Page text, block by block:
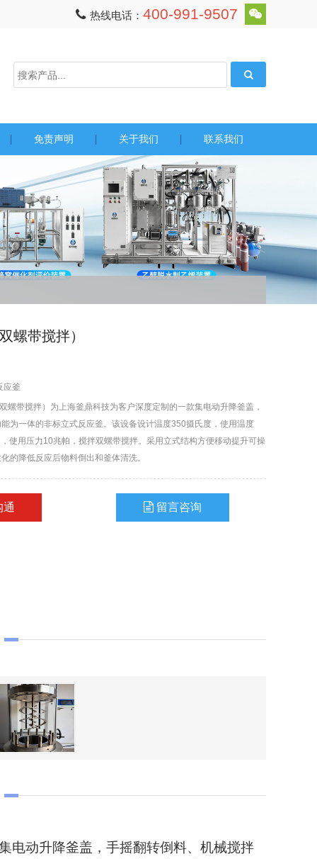
热线电话： 400-991-9507
免责声明 关于我们 联系我们
螺带搅拌）
应釜
螺带搅拌）为上海釜鼎科技为客户深度定制的一款集电动升降釜盖，
为一体的非标立式反应釜。该设备设计温度350摄氏度，使用温度
使用压力10兆帕，搅拌双螺带搅拌。采用立式结构方便移动提升可操
的降低反应后物料倒出和釜体清洗。
留言咨询
电动升降釜盖，手摇翻转倒料、机械搅拌